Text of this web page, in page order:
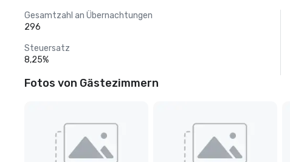
Gesamtzahl an Übernachtungen
296
Steuersatz
8,25%
Fotos von Gästezimmern